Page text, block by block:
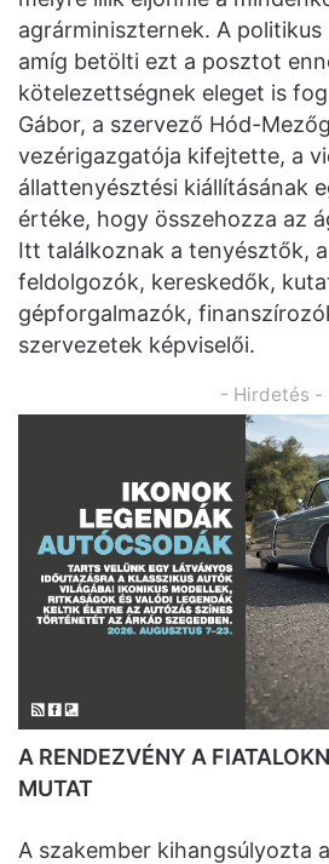
agrárminiszternek. A
amíg betölti ezt a posztot
kötelezettségnek eleget is
Gábor, a szervező Hód-
vezérigazgatója kifejtette, a
állattenyésztési kiállításának
értéke, hogy összehozza az
Itt találkoznak a tenyésztők,
feldolgozók, kereskedők,
gépforgalmazók,
szervezetek képviselői.
- Hirdetés -
A RENDEZVÉNY A
MUTAT
A szakember kihangsúlyozta